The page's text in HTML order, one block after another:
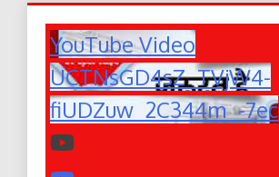
YouTube Video
UCTNsGD4sZ_TVjW4-
fiUDZuw_2C344m_-7ec